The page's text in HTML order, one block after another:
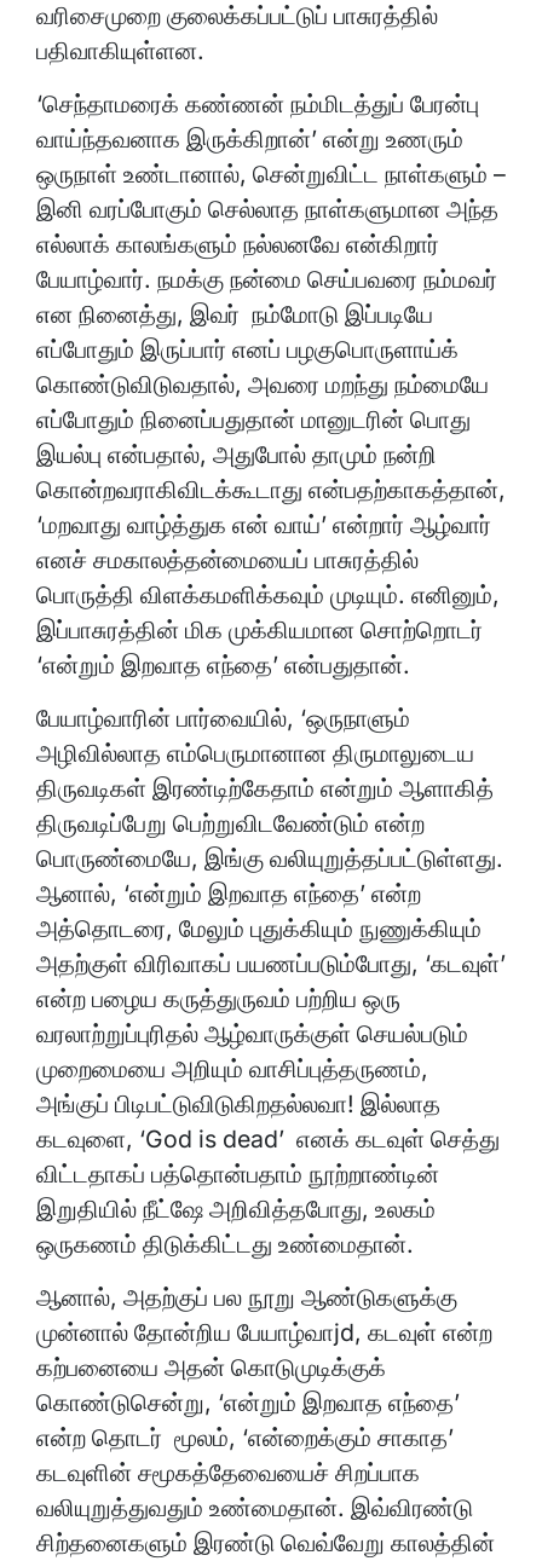
வரிசைமுறை குலைக்கப்பட்டுப் பாசுரத்தில்
பதிவாகியுள்ளன.
‘செந்தாமரைக் கண்ணன் நம்மிடத்துப் பேரன்பு
வாய்ந்தவனாக இருக்கிறான்’ என்று உணரும்
ஒருநாள் உண்டானால், சென்றுவிட்ட நாள்களும் –
இனி வரப்போகும் செல்லாத நாள்களுமான அந்த
எல்லாக் காலங்களும் நல்லனவே என்கிறார்
பேயாழ்வார். நமக்கு நன்மை செய்பவரை நம்மவர்
என நினைத்து, இவர் நம்மோடு இப்படியே
எப்போதும் இருப்பார் எனப் பழகுபொருளாய்க்
கொண்டுவிடுவதால், அவரை மறந்து நம்மையே
எப்போதும் நினைப்பதுதான் மானுடரின் பொது
இயல்பு என்பதால், அதுபோல் தாமும் நன்றி
கொன்றவராகிவிடக்கூடாது என்பதற்காகத்தான்,
‘மறவாது வாழ்த்துக என் வாய்’ என்றார் ஆழ்வார்
எனச் சமகாலத்தன்மையைப் பாசுரத்தில்
பொருத்தி விளக்கமளிக்கவும் முடியும். எனினும்,
இப்பாசுரத்தின் மிக முக்கியமான சொற்றொடர்
‘என்றும் இறவாத எந்தை’ என்பதுதான்.
பேயாழ்வாரின் பார்வையில், ‘ஒருநாளும்
அழிவில்லாத எம்பெருமானான திருமாலுடைய
திருவடிகள் இரண்டிற்கேதாம் என்றும் ஆளாகித்
திருவடிப்பேறு பெற்றுவிடவேண்டும் என்ற
பொருண்மையே, இங்கு வலியுறுத்தப்பட்டுள்ளது.
ஆனால், ‘என்றும் இறவாத எந்தை’ என்ற
அத்தொடரை, மேலும் புதுக்கியும் நுணுக்கியும்
அதற்குள் விரிவாகப் பயணப்படும்போது, ‘கடவுள்’
என்ற பழைய கருத்துருவம் பற்றிய ஒரு
வரலாற்றுப்புரிதல் ஆழ்வாருக்குள் செயல்படும்
முறைமையை அறியும் வாசிப்புத்தருணம்,
அங்குப் பிடிபட்டுவிடுகிறதல்லவா! இல்லாத
கடவுளை, ‘God is dead’ எனக் கடவுள் செத்து
விட்டதாகப் பத்தொன்பதாம் நூற்றாண்டின்
இறுதியில் நீட்ஷே அறிவித்தபோது, உலகம்
ஒருகணம் திடுக்கிட்டது உண்மைதான்.
ஆனால், அதற்குப் பல நூறு ஆண்டுகளுக்கு
முன்னால் தோன்றிய பேயாழ்வாjd, கடவுள் என்ற
கற்பனையை அதன் கொடுமுடிக்குக்
கொண்டுசென்று, ‘என்றும் இறவாத எந்தை’
என்ற தொடர் மூலம், ‘என்றைக்கும் சாகாத’
கடவுளின் சமூகத்தேவையைச் சிறப்பாக
வலியுறுத்துவதும் உண்மைதான். இவ்விரண்டு
சிற்தனைகளும் இரண்டு வெவ்வேறு காலத்தின்